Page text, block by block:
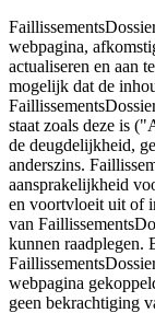
webpagina,
actualiseren en aan
mogelijk dat de
staat zoals deze is
de deugdelijkheid,
anderszins.
aansprakelijkheid
en voortvloeit uit of
van
kunnen raadplegen.
webpagina
geen bekrachtiging